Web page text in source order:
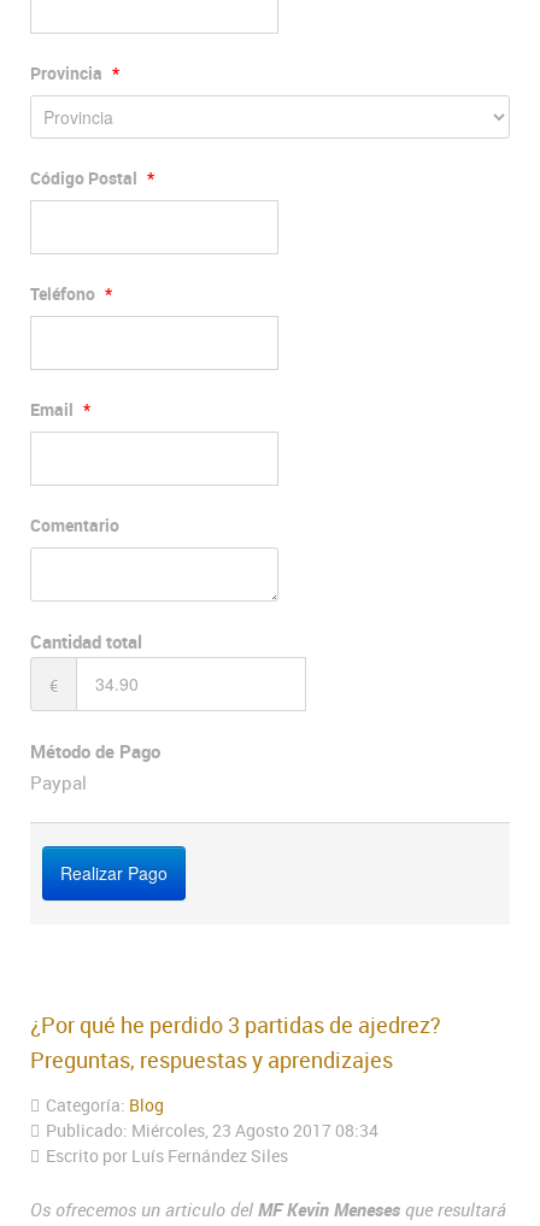
Provincia *
Código Postal *
Teléfono *
Email *
Comentario
Cantidad total
€
Método de Pago
Paypal
¿Por qué he perdido 3 partidas de ajedrez?
Preguntas, respuestas y aprendizajes
Categoría: Blog
Publicado: Miércoles, 23 Agosto 2017 08:34
Escrito por Luís Fernández Siles
Os ofrecemos un articulo del MF Kevin Meneses que resultará